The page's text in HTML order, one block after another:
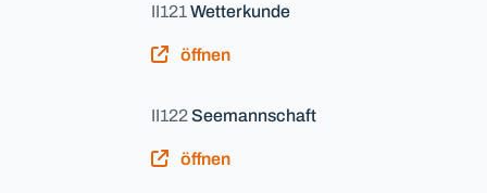
II121Wetterkunde
öffnen
II122Seemannschaft
öffnen